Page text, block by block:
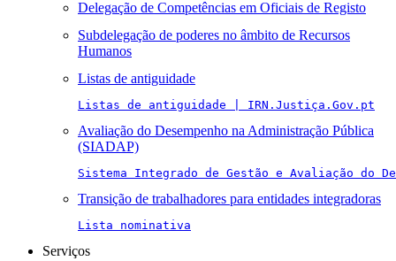
Delegação de Competências em Oficiais de Registo
Subdelegação de poderes no âmbito de Recursos
Humanos
Listas de antiguidade
Listas de antiguidade | IRN.Justiça.Gov.pt
Avaliação do Desempenho na Administração Pública
(SIADAP)
Sistema Integrado de Gestão e Avaliação do
Transição de trabalhadores para entidades integradoras
Lista nominativa
Serviços